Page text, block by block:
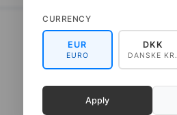
CURRENCY
EUR
EURO
DKK
DANSKE KR.
Apply